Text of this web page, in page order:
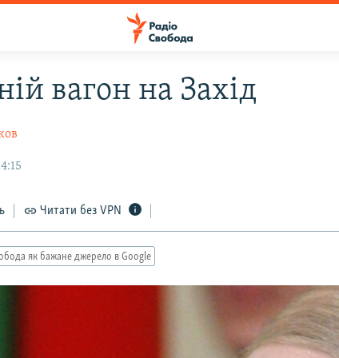
вагон на Захід
Читати без VPN
як бажане джерело в Google